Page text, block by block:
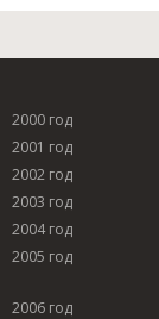
2000 год
2001 год
2002 год
2003 год
2004 год
2005 год
2006 год